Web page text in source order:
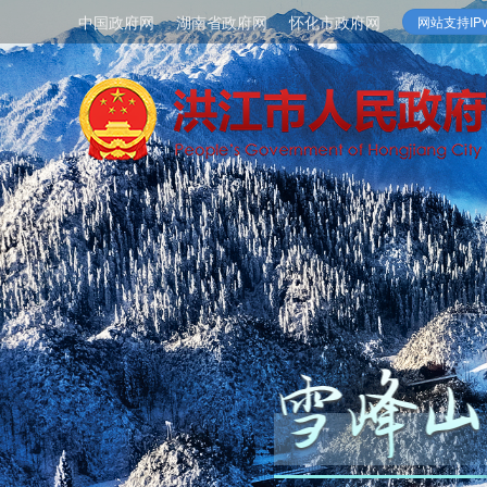
中国政府网 湖南省政府网 怀化市政府网 网站支持